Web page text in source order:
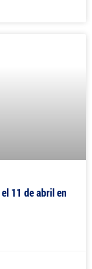
11 de abril en